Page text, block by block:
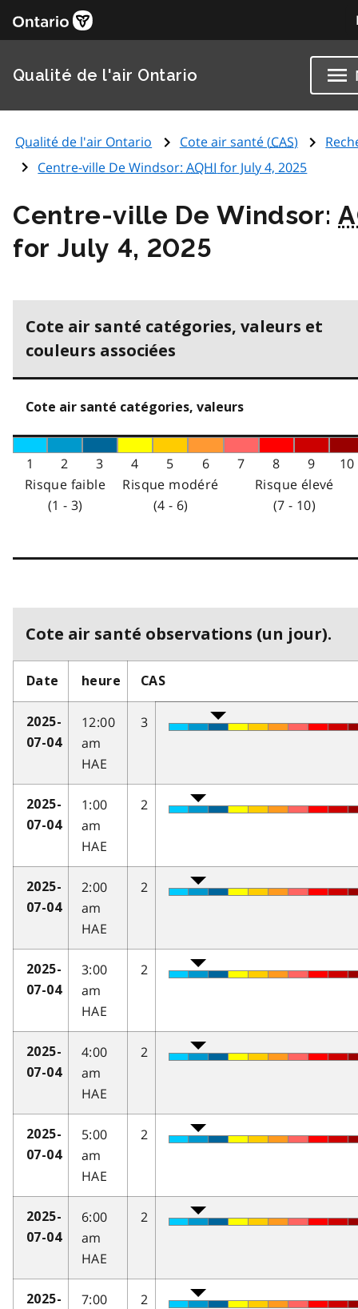
Qualité de l'air Ontario
Qualité de l'air Ontario Cote air santé (CAS)
Centre-ville De Windsor:AQHI for July 4, 2025
Centre-ville De Windsor:
for July 4, 2025
Cote air santé catégories, valeurs et
couleurs associées
Cote air santé catégories, valeurs
1 2 3 4 5 6 7 8 9
10
Risque faible
(1 - 3)
Risque modéré
(4 - 6)
Risque élevé
(7 - 10)
Cote air santé observations (un jour).
Date heure CAS
2025-
07-04
12:00
am
HAE
3
2025-
07-04
1:00
am
HAE
2
2025-
07-04
2:00
am
HAE
2
2025-
07-04
3:00
am
HAE
2
2025-
07-04
4:00
am
HAE
2
2025-
07-04
5:00
am
HAE
2
2025-
07-04
6:00
am
HAE
2
2025-
7:00
2